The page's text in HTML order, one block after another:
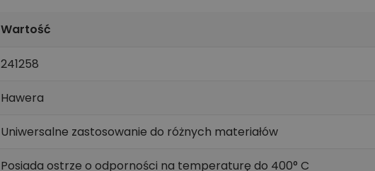
Wartość
241258
Hawera
Uniwersalne zastosowanie do różnych materiałów
Posiada ostrze o odporności na temperaturę do 400° C